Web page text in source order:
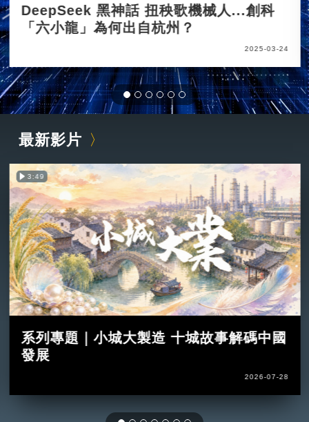
DeepSeek 黑神話 扭秧歌機械人...創科
「六小龍」為何出自杭州？
2025-03-24
最新影片
3:49
系列專題｜小城大製造 十城故事解碼中國
發展
2026-07-28